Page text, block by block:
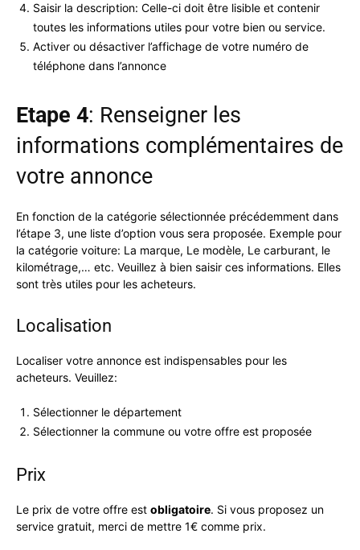
Saisir la description: Celle-ci doit être lisible et contenir
toutes les informations utiles pour votre bien ou service.
Activer ou désactiver l’affichage de votre numéro de
téléphone dans l’annonce
Etape 4: Renseigner les
informations complémentaires de
votre annonce
En fonction de la catégorie sélectionnée précédemment dans
l’étape 3, une liste d’option vous sera proposée. Exemple pour
la catégorie voiture: La marque, Le modèle, Le carburant, le
kilométrage,… etc. Veuillez à bien saisir ces informations. Elles
sont très utiles pour les acheteurs.
Localisation
Localiser votre annonce est indispensables pour les
acheteurs. Veuillez:
Sélectionner le département
Sélectionner la commune ou votre offre est proposée
Prix
Le prix de votre offre est obligatoire. Si vous proposez un
service gratuit, merci de mettre 1€ comme prix.